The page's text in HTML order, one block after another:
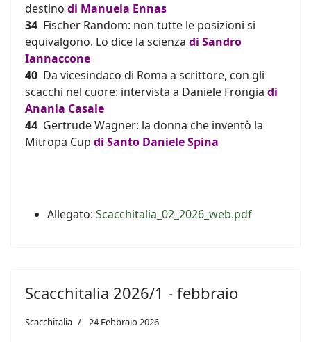
destino di Manuela Ennas
34 Fischer Random: non tutte le posizioni si
equivalgono. Lo dice la scienza di Sandro
Iannaccone
40 Da vicesindaco di Roma a scrittore, con gli
scacchi nel cuore: intervista a Daniele Frongia di
Anania Casale
44 Gertrude Wagner: la donna che inventò la
Mitropa Cup di Santo Daniele Spina
Allegato: Scacchitalia_02_2026_web.pdf
Scacchitalia 2026/1 - febbraio
Scacchitalia 24 Febbraio 2026